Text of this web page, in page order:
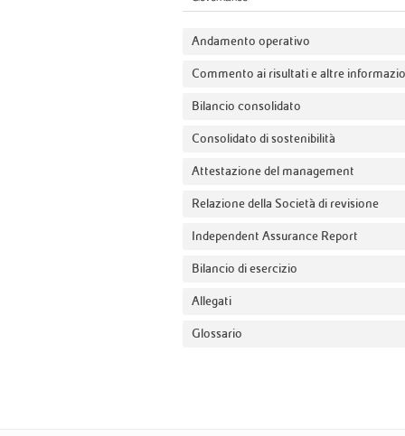
Andamento operativo
Commento ai risultati e altre
Bilancio consolidato
Consolidato di sostenibilità
Attestazione del management
Relazione della Società di revisione
Independent Assurance Report
Bilancio di esercizio
Allegati
Glossario